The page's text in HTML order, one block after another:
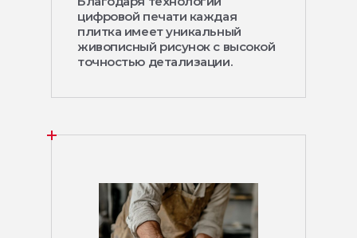
цифровой печати каждая
плитка имеет уникальный
живописный рисунок с высокой
точностью детализации.